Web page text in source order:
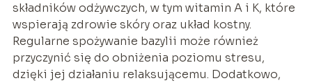
składników odżywczych, w tym witamin A i K, które
wspierają zdrowie skóry oraz układ kostny.
Regularne spożywanie bazylii może również
przyczynić się do obniżenia poziomu stresu,
dzięki jej działaniu relaksującemu. Dodatkowo,